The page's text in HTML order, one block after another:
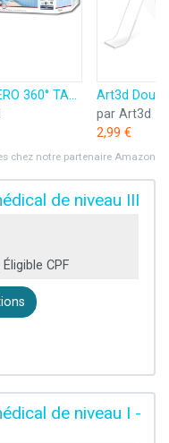
Rubson AERO 360° TAB, recharges en tabs neutres pour absorbeur d'humidité, ultra absorbantes et anti odeurs recharges pour déshumidificateurs AERO 360°, 6 x 450 g
par Art3d
2,99 €
chez notre partenaire Amazon
de niveau III
CPF
de niveau I -